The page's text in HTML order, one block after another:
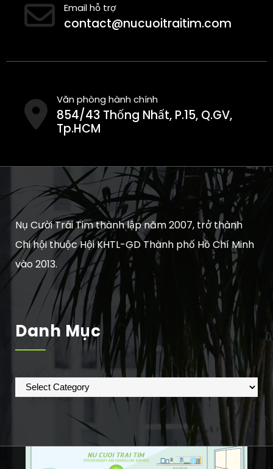
Email hỗ trợ
contact@nucuoitraitim.com
Văn phòng hành chính
854/43 Thống Nhất, P.15, Q.GV,
Tp.HCM
Nụ Cười Trái Tim thành lập năm 2007, trở thành
Chi hội thuộc Hội KHTL-GD Thành phố Hồ Chí Minh
vào 2013.
Danh Mục
Danh
mục